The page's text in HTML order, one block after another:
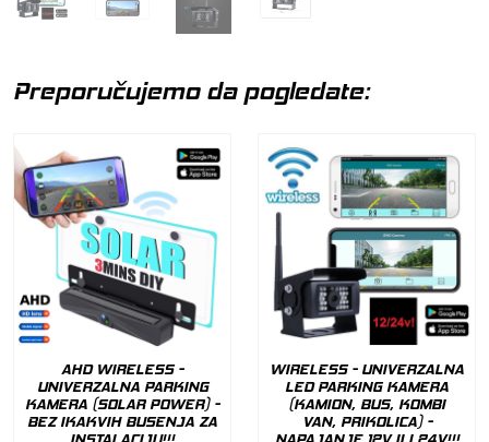
Preporučujemo da pogledate:
AHD WIRELESS -
UNIVERZALNA PARKING
KAMERA (SOLAR POWER) -
BEZ IKAKVIH BUSENJA ZA
WIRELESS - UNIVERZALNA
LED PARKING KAMERA
(KAMION, BUS, KOMBI
VAN, PRIKOLICA) -